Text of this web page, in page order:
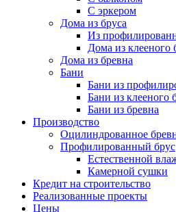
С эркером
Дома из бруса
Из
Дома из клееного
Дома из бревна
Бани
Бани из
Бани из клееного
Бани из бревна
Производство
Оцилиндрованное
Профилированный брус
Естественной
Камерной сушки
Кредит на строительство
Реализованные проекты
Цены